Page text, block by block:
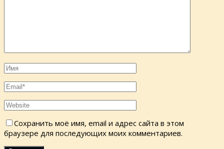
Сохранить моё имя, email и адрес сайта в этом
браузере для последующих моих комментариев.